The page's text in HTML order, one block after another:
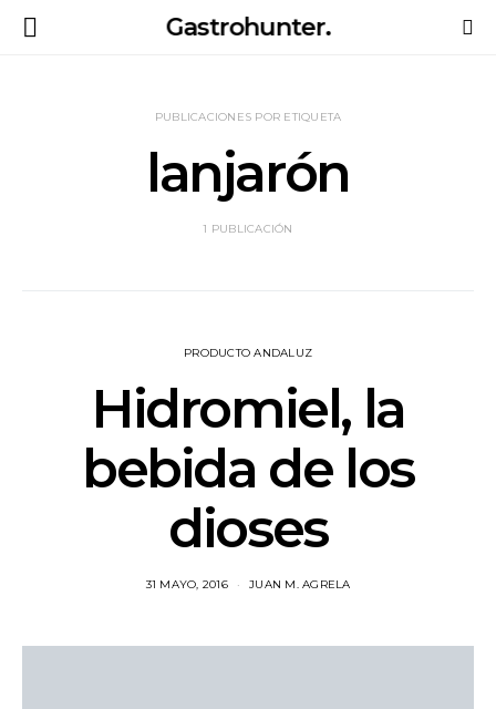
Gastrohunter.
PUBLICACIONES POR ETIQUETA
lanjarón
1 PUBLICACIÓN
PRODUCTO ANDALUZ
Hidromiel, la
bebida de los
dioses
31 MAYO, 2016 JUAN M. AGRELA